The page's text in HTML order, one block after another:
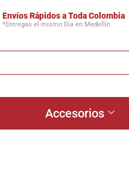
Envíos Rápidos a Toda Colombia
*Entregas el mismo Día en Medellín
Accesorios